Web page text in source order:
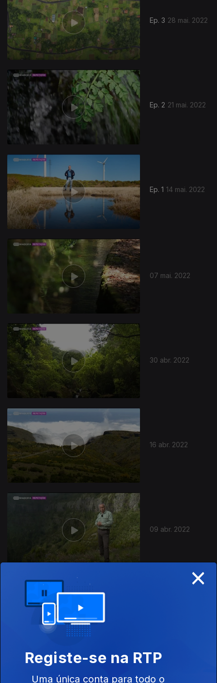
Ep. 3 28 mai. 2022
Ep. 2 21 mai. 2022
Ep. 1 14 mai. 2022
07 mai. 2022
30 abr. 2022
16 abr. 2022
611380
09 abr. 2022
×
Registe-se na RTP
Uma única conta para todo o